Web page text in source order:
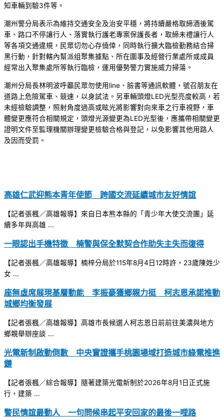
知車輛到驗3件等。
潮州警分局表示為維持交通安全及治安平穩，將持續嚴格取締酒後駕
車、路口不停讓行人、落實執行護老專案保護長者，取締未禮讓行人
等各項交通違規，民眾切勿心存僥倖，同時執行擴大臨檢勤務結合掃
黑行動，針對轄內幫派组聚集據點、所在圍事及經營行業處所或成員
經常出入聚集處所等執行臨檢，運用優勢警力實施威力掃蕩。
潮州分局長林明波呼籲民眾勿使用line、臉書等通訊軟體，號召朋友在
道路上危險駕車、競速，以身試法。另車輛頭燈LED光型亮度較高，若
未經檢驗調整，照射角度過高或眩光將影響對向來車之行車視野，車
體變更應符合相關規定，頭燈光源變更為LED光型後，應攜帶相關變更
證明文件至監理機關辦理變更檢驗合格與登記，以免影響其他用路人
及因而受罰。
高雄仁武迎熊本青年使節 跨國交流延續城市友好情誼
【記者張楓／高雄報導】來自日本熊本縣的「青少年大使交流團」延
續多年與高雄 ...
一眼認出手機特徵 楠警與保全默契合作助失主失而復得
【記者張楓／高雄報導】楠梓分局於115年8月4日12時許，23歲陳姓少
女 ...
座無虛席展現基層動能 李振豪獲鄉親力挺 柯志恩承諾推動
城鄉均衡發展
【記者張楓／高雄報導】高雄市長候選人柯志恩日前前往美濃與地方
鄉親舉辦座談 ...
光電新制啟動倒數 中央實證攜手桃園場域打造城市綠電推進
鏈
【記者張楓／綜合報導】隨著建築光電新制於2026年8月1日正式施
行，建築 ...
警民情誼最動人 一句問候串起平安回家的最後一哩路